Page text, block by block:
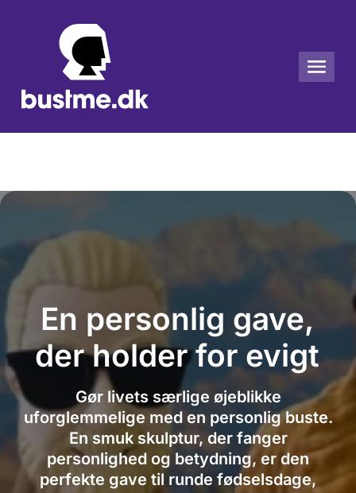
En personlig gave,
der holder for evigt
Gør livets særlige øjeblikke
uforglemmelige med en personlig buste.
En smuk skulptur, der fanger
personlighed og betydning, er den
perfekte gave til runde fødselsdage,